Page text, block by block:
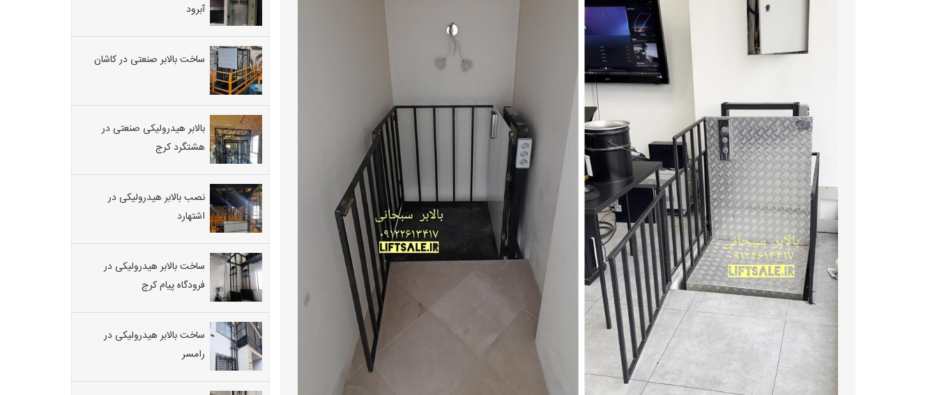
آبرود
ساخت بالابر صنعتی در کاشان
بالابر هیدرولیکی صنعتی در
هشتگرد کرج
نصب بالابر هیدرولیکی در
اشتهارد
ساخت بالابر هیدرولیکی در
فرودگاه پیام کرج
ساخت بالابر هیدرولیکی در
رامسر